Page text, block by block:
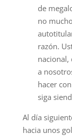
de
no
razón.
nacional,
a
hacer
siga
Al día
hacia unos